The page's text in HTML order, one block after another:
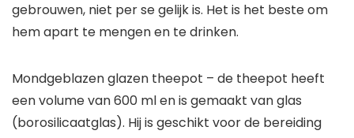
gebrouwen, niet per se gelijk is. Het is het beste om
hem apart te mengen en te drinken.
Mondgeblazen glazen theepot – de theepot heeft
een volume van 600 ml en is gemaakt van glas
(borosilicaatglas). Hij is geschikt voor de bereiding